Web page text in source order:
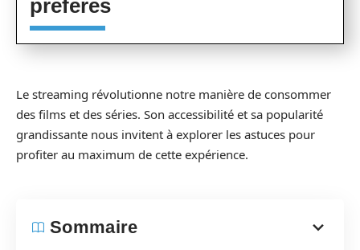
préférés
Le streaming révolutionne notre manière de consommer
des films et des séries. Son accessibilité et sa popularité
grandissante nous invitent à explorer les astuces pour
profiter au maximum de cette expérience.
Sommaire